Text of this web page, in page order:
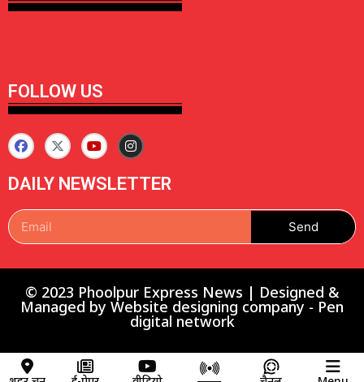
FOLLOW US
DAILY NEWSLETTER
Send
© 2023 Phoolpur Express News | Designed &
Managed by Website designing company - Pen
digital network